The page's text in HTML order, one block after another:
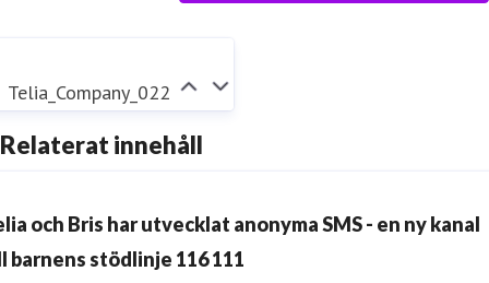
Telia_Company_022
Relaterat innehåll
och Bris har utvecklat anonyma SMS - en ny kanal
barnens stödlinje 116 111